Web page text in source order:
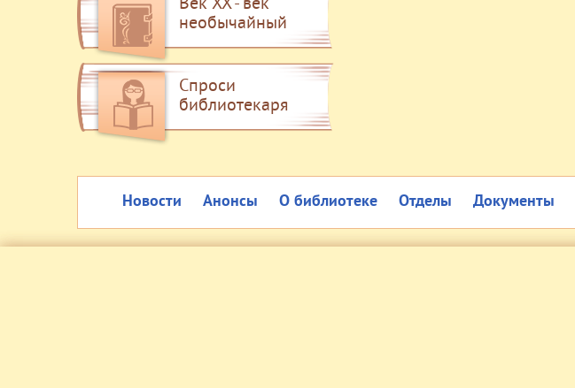
Век XX - век
необычайный
Спроси
библиотекаря
Новости Анонсы О библиотеке Отделы Документы